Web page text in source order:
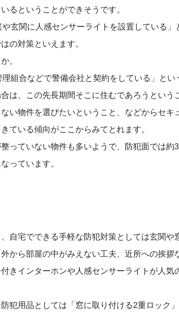
るということができそうです。
玄関に人感センサーライトを設置している」
の対策といえます。
。
理組合などで警備会社と契約をしている」と
は、この先長期間そこに住むであろうという
い物件を選びたいということ、などからセキ
ている傾向がここからみてとれます。
っていない物件も多いようで、防犯面では約
っています。
自宅でできる手軽な防犯対策としては玄関や
から部屋の中がみえない工夫、近所への挨拶
きインターホンや人感センサーライトが人気
犯用品としては「窓に取り付ける2重ロック